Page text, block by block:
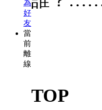
為
好
友
當
前
離
線
TOP